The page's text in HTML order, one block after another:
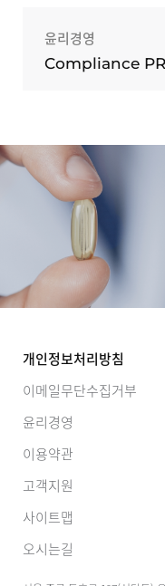
윤리경영
Compliance
개인정보처리방침
이메일무단수집거부
윤리경영
이용약관
고객지원
사이트맵
오시는길